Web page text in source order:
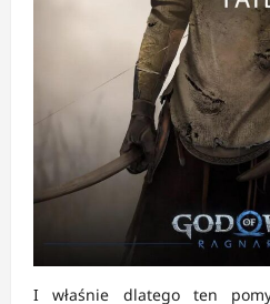
I właśnie dlatego ten